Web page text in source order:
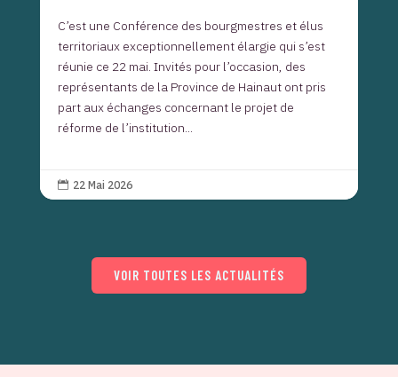
C’est une Conférence des bourgmestres et élus
territoriaux exceptionnellement élargie qui s’est
réunie ce 22 mai. Invités pour l’occasion, des
représentants de la Province de Hainaut ont pris
part aux échanges concernant le projet de
réforme de l’institution...
 22 Mai 2026
VOIR TOUTES LES ACTUALITÉS